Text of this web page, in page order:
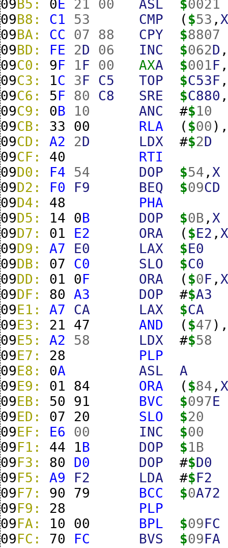
09 B5: 0 E 21 00 ASL $0021
09B8: C1 53 CMP ( $53 ,
09BA: CC 07 88 CPY $8807
09BD: FE 2D 06 INC $062D
09C0: 9F 1F 00 AXA $001F
09C3: 1C 3F C5 TOP $C53F
09C6: 5F 80 C8 SRE $C880
09C9: 0B 10 ANC #$10
09CB: 33 00 RLA ( $00
09CD: A2 2D LDX #$2D
09CF: 40
RTI
09D0: F4 54 DOP $54 , X
09D2: F0 F9 BEQ $09CD
09D4: 48
PHA
09D5: 14 0B DOP $0B , X
09D7: 01 E2 ORA ( $E2 ,
09D9: A7 E0 LAX $E0
09DB: 07 C0 SLO $C0
09DD: 01 0F ORA ( $0F ,
09DF: 80 A3 DOP #$A3
09E1: A7 CA LAX $CA
09E3: 21 47 AND ( $47
09E5: A2 58 LDX #$58
09E7: 28
PLP
09E8: 0A ASL
A
09E9: 01 84 ORA ( $84 ,
09EB: 50 91 BVC $097E
09ED: 07 20 SLO $20
09EF: E6 00 INC $00
09F1: 44 1B DOP $1B
09F3: 80 D0 DOP #$D0
09F5: A9 F2 LDA #$F2
09F7: 90 79 BCC $0A72
09F9: 28
PLP
09FA: 10 00 BPL $09FC
09FC: 70 FC BVS $09FA